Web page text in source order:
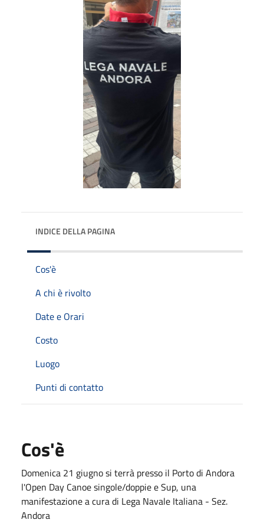
INDICE DELLA PAGINA
Cos'è
A chi è rivolto
Date e Orari
Costo
Luogo
Punti di contatto
Cos'è
Domenica 21 giugno si terrà presso il Porto di Andora
l'Open Day Canoe singole/doppie e Sup, una
manifestazione a cura di Lega Navale Italiana - Sez.
Andora